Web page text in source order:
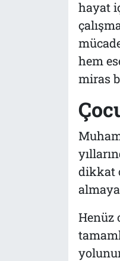
hayat
hem
miras
dikkat
Henüz